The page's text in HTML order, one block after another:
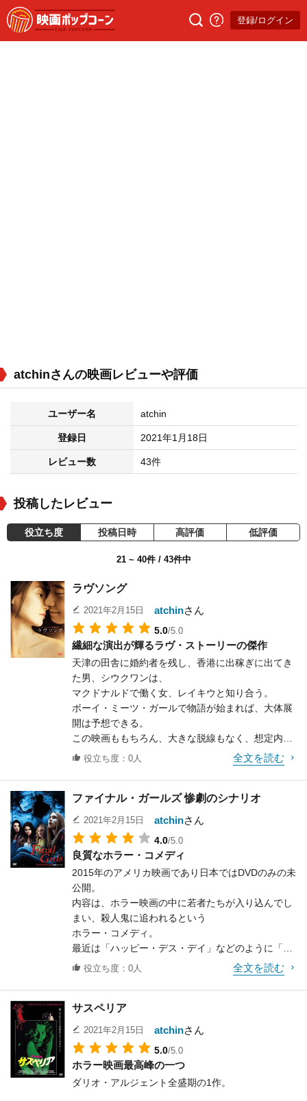
登録/ログイン
atchinさんの映画レビューや評価
ユーザー名 atchin
登録日 2021年1月18日
レビュー数 43件
投稿したレビュー
役立ち度 投稿日時 高評価 低評価
21 ~ 40件 / 43件中
ラヴソング
2021年2月15日 atchinさん
5.0/5.0
繊細な演出が輝るラヴ・ストーリーの傑作
天津の田舎に婚約者を残し、香港に出稼ぎに出てき
た男、シウクワンは、
マクドナルドで働く女、レイキウと知り合う。
ボーイ・ミーツ・ガールで物語が始まれば、大体展
開は予想できる。
この映画ももちろん、大きな脱線もなく、想定内に
物語は進んでいく。
関係が近しくなり、やがてすれ違いが生じ、そし
て……という感じだが、
しかし、それでも面白いと思えるのは、演出がきめ
細やかで繊細だからである。
例えば自転車に乗っている二人のショットであった
り、
初めて二人がキスをするシーン。
特に後者は、実に繊細な感情のやりとりを表現して
いる。
家にきたレイキウの帰り際、彼女に服を着せるシウ
クワン。
拙い手つきで、なかなか服を着せてあげられない。
しかしこれには隠された感情も表現されている。
そう、シウクワンとレイキウの思いである。
そして苦労して着せたレイキウの服を、今度は慌て
て脱がそうとする。
下手にカットを割らないところがまた良い。
気持ちと行動が相反することによって何とも言えな
いもどかしさが強調される
このシーンは、二人の演技も実に素晴らしく、屈指
役立ち度：0人 全文を読む
ファイナル・ガールズ 惨劇のシナリオ
2021年2月15日 atchinさん
4.0/5.0
良質なホラー・コメディ
2015年のアメリカ映画であり日本ではDVDのみの未
公開。
内容は、ホラー映画の中に若者たちが入り込んでし
まい、殺人鬼に追われるという
ホラー・コメディ。
最近は「ハッピー・デス・デイ」などのように「ホ
ラー・コメディ」というジャンルで
良作が生れつつあり、これもその一つと言えるだろ
う。
これもただ単にホラー映画の中に入ってしまう、と
いうだけではなく、主人公の女の子は
お母さんがカルト・ホラー映画の女優であり、交通
事故で亡くしてしまっている、
という背景がキチンと描かれている。
それでそのカルト・ホラー映画のリバイバル上映時
役立ち度：0人 全文を読む
サスペリア
2021年2月15日 atchinさん
5.0/5.0
ホラー映画最高峰の一つ
ダリオ・アルジェント全盛期の1作。